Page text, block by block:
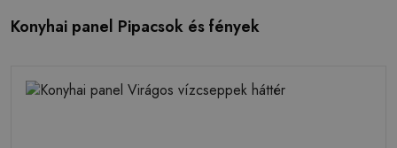
Konyhai panel Pipacsok és fények